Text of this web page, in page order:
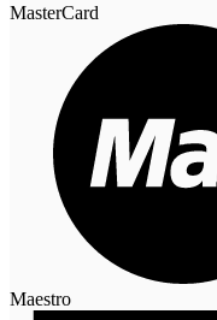
MasterCard
Maestro